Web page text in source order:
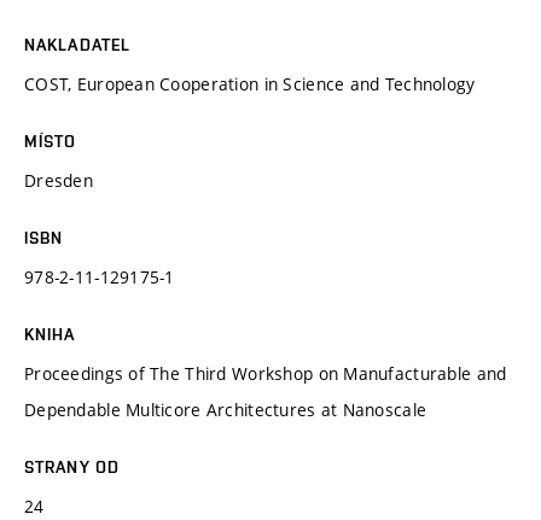
NAKLADATEL
COST, European Cooperation in Science and Technology
MÍSTO
Dresden
ISBN
978-2-11-129175-1
KNIHA
Proceedings of The Third Workshop on Manufacturable and
Dependable Multicore Architectures at Nanoscale
STRANY OD
24